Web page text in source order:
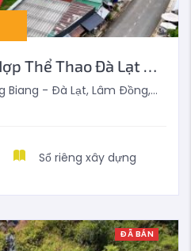
Bán Đất Khu Liên Hợp Thể Thao Đà Lạt 314m2
- Đà Lạt, Lâm Đồng, Việt Nam
Sổ riêng xây dựng
ĐÃ BÁN